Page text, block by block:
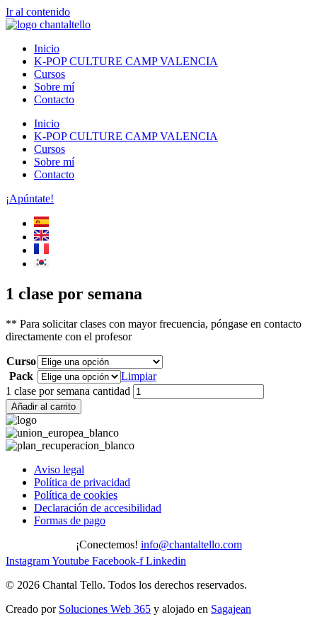
Ir al contenido
Inicio
K-POP CULTURE CAMP VALENCIA
Cursos
Sobre mí
Contacto
Inicio
K-POP CULTURE CAMP VALENCIA
Cursos
Sobre mí
Contacto
¡Apúntate!
1 clase por semana
** Para solicitar clases con mayor frecuencia, póngase en contacto
directamente con el profesor
Curso
Pack
Limpiar
1 clase por semana cantidad
Añadir al carrito
Aviso legal
Política de privacidad
Política de cookies
Declaración de accesibilidad
Formas de pago
¡Conectemos! info@chantaltello.com
InstagramYoutube Facebook-f Linkedin
© 2026 Chantal Tello. Todos los derechos reservados.
Creado por Soluciones Web 365 y alojado en Sagajean